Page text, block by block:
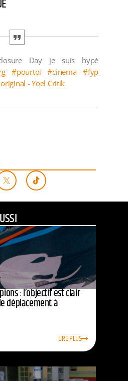
Day je suis hypé
#pourtoi #cinema
#fyp
- Yoel Critik
: l’objectif est clair
déplacement à
LIRE PLUS